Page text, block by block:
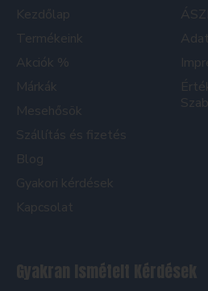
Kezdőlap
Termékeink
Akciók %
Márkák
Mesehősök
Szállítás és fizetés
Blog
Gyakori kérdések
Kapcsolat
Gyakran Ismételt Kérdések